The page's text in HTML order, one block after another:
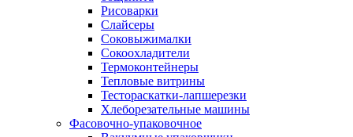
Рисоварки
Слайсеры
Соковыжималки
Сокоохладители
Термоконтейнеры
Тепловые витрины
Тестораскатки-лапшерезки
Хлеборезательные машины
Фасовочно-упаковочное